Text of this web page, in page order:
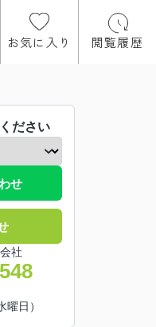
お気に入り 閲覧履歴
ださい
せ
社
曜日）